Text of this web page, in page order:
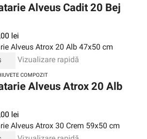
Alveus Cadit 20 Bej
lei
Vizualizare rapidă
COMPOZIT
Alveus Atrox 20 Alb
lei